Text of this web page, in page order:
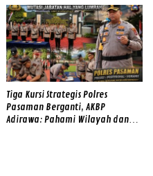
Tiga Kursi Strategis Polres
Pasaman Berganti, AKBP
Adirawa: Pahami Wilayah dan